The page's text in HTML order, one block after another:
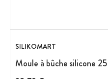
SILIKOMART
Moule à bûche silicone